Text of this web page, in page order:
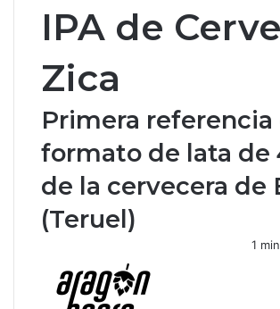
IPA de
Zica
Primera referencia
formato de lata de
de la cervecera de
(Teruel)
1